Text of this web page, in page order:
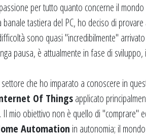
per tutto quanto concerne il
banale tastiera del PC, ho deciso di
sono quasi "incredibilmente"
pausa, è attualmente in fase di
che ho imparato a conoscere in
Of Thingsapplicato
. Il mio obiettivo non è quello di "comprare"
Automation in autonomia; il